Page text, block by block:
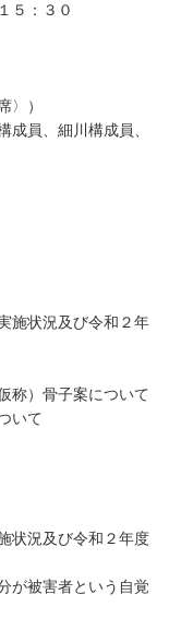
５：３０
〉）
員、細川構成員、
状況及び令和２年
）骨子案について
いて
況及び令和２年度
被害者という自覚